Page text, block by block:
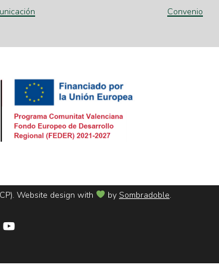
Convenio
Website design with by Sombradoble.
youtube